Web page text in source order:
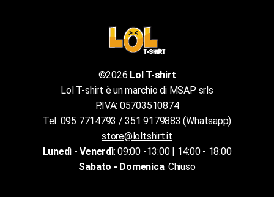
©2026 Lol T-shirt
Lol T-shirt è un marchio di MSAP srls
P.IVA: 05703510874
Tel: 095 7714793 / 351 9179883 (Whatsapp)
store@loltshirt.it
Lunedì - Venerdì: 09:00 -13:00 | 14:00 - 18:00
Sabato - Domenica: Chiuso